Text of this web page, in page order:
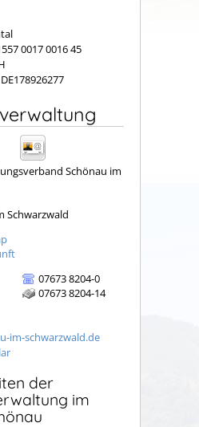
0017 0016 45
Schönau im
Schwarzwald
07673 8204-0
07673 8204-14
im-schwarzwald.de
der
im